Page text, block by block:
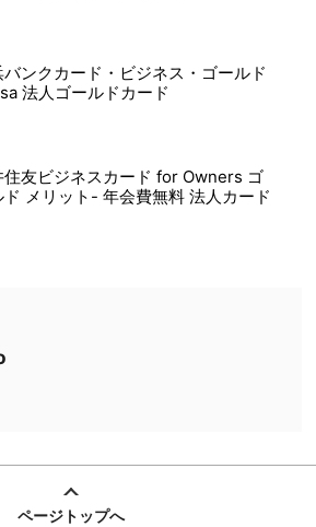
バンクカード・ビジネス・ゴールド
法人ゴールドカード
住友ビジネスカード for Owners ゴ
ド メリット- 年会費無料 法人カード
ページトップへ